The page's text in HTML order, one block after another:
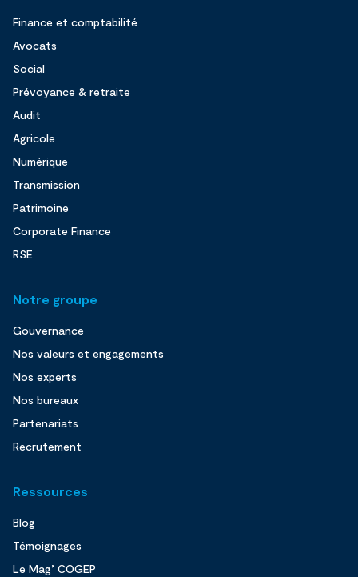
Finance et comptabilité
Avocats
Social
Prévoyance & retraite
Audit
Agricole
Numérique
Transmission
Patrimoine
Corporate Finance
RSE
Notre groupe
Gouvernance
Nos valeurs et engagements
Nos experts
Nos bureaux
Partenariats
Recrutement
Ressources
Blog
Témoignages
Le Mag’ COGEP